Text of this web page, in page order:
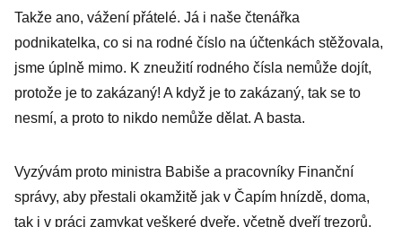
Takže ano, vážení přátelé. Já i naše čtenářka
podnikatelka, co si na rodné číslo na účtenkách stěžovala,
jsme úplně mimo. K zneužití rodného čísla nemůže dojít,
protože je to zakázaný! A když je to zakázaný, tak se to
nesmí, a proto to nikdo nemůže dělat. A basta.
Vyzývám proto ministra Babiše a pracovníky Finanční
správy, aby přestali okamžitě jak v Čapím hnízdě, doma,
tak i v práci zamykat veškeré dveře, včetně dveří trezorů.